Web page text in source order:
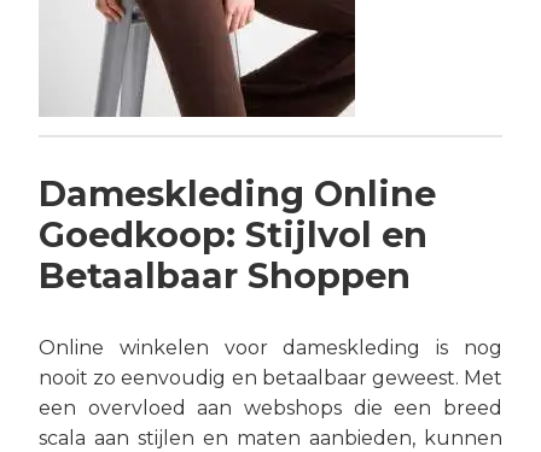
Dameskleding Online
Goedkoop: Stijlvol en
Betaalbaar Shoppen
Online winkelen voor dameskleding is nog
nooit zo eenvoudig en betaalbaar geweest. Met
een overvloed aan webshops die een breed
scala aan stijlen en maten aanbieden, kunnen